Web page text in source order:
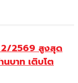
2/2569 สูงสุด
บาท เติบโต